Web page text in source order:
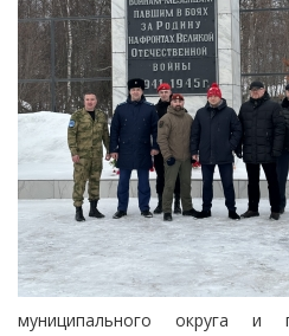
муниципального округа и